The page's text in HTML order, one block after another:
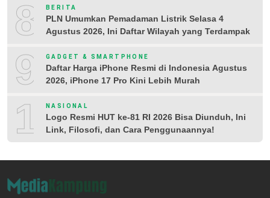
8 BERITA
PLN Umumkan Pemadaman Listrik Selasa 4
Agustus 2026, Ini Daftar Wilayah yang Terdampak
9 GADGET & SMARTPHONE
Daftar Harga iPhone Resmi di Indonesia Agustus
2026, iPhone 17 Pro Kini Lebih Murah
10NASIONAL
Logo Resmi HUT ke-81 RI 2026 Bisa Diunduh, Ini
Link, Filosofi, dan Cara Penggunaannya!